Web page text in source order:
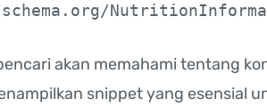
akan memahami tentang
snippet yang esensial